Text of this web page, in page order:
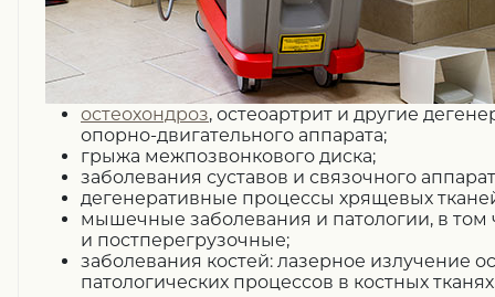
остеохондроз, остеоартрит и другие
опорно-двигательного аппарата;
грыжа межпозвонкового диска;
заболевания суставов и связочного
дегенеративные процессы хрящевых
мышечные заболевания и патологии, в том
и постперегрузочные;
заболевания костей: лазерное излучение
патологических процессов в костных